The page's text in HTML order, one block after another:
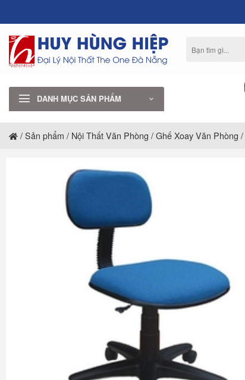
nội
dung
kiếm:
DANH MỤC SẢN PHẨM
/Sản phẩm / Nội Thất Văn Phòng /Ghế Xoay Văn Phòng /